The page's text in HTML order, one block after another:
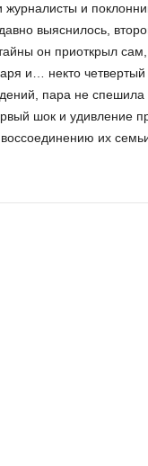
журналисты и
выяснилось,
он приоткрыл
и… некто четвертый
пара не
шок и удивление
их